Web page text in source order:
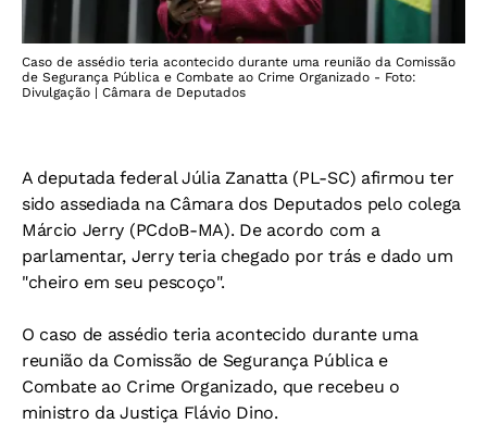
Caso de assédio teria acontecido durante uma reunião da Comissão
de Segurança Pública e Combate ao Crime Organizado - Foto:
Divulgação | Câmara de Deputados
A deputada federal Júlia Zanatta (PL-SC) afirmou ter
sido assediada na Câmara dos Deputados pelo colega
Márcio Jerry (PCdoB-MA). De acordo com a
parlamentar, Jerry teria chegado por trás e dado um
"cheiro em seu pescoço".
O caso de assédio teria acontecido durante uma
reunião da Comissão de Segurança Pública e
Combate ao Crime Organizado, que recebeu o
ministro da Justiça Flávio Dino.